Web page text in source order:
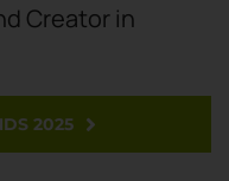
Creator in
2025